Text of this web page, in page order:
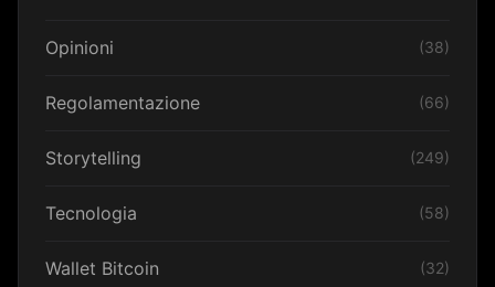
Opinioni (38)
Regolamentazione (66)
Storytelling (249)
Tecnologia (58)
Wallet Bitcoin (32)